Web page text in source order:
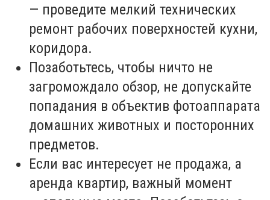
— проведите мелкий технических
ремонт рабочих поверхностей кухни,
коридора.
Позаботьтесь, чтобы ничто не
загромождало обзор, не допускайте
попадания в объектив фотоаппарата
домашних животных и посторонних
предметов.
Если вас интересует не продажа, а
аренда квартир, важный момент